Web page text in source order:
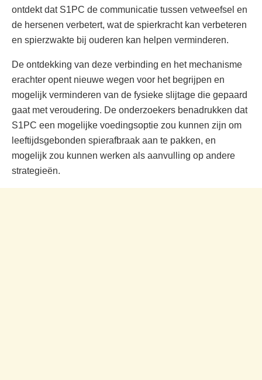
ontdekt dat S1PC de communicatie tussen vetweefsel en
de hersenen verbetert, wat de spierkracht kan verbeteren
en spierzwakte bij ouderen kan helpen verminderen.
De ontdekking van deze verbinding en het mechanisme
erachter opent nieuwe wegen voor het begrijpen en
mogelijk verminderen van de fysieke slijtage die gepaard
gaat met veroudering. De onderzoekers benadrukken dat
S1PC een mogelijke voedingsoptie zou kunnen zijn om
leeftijdsgebonden spierafbraak aan te pakken, en
mogelijk zou kunnen werken als aanvulling op andere
strategieën.